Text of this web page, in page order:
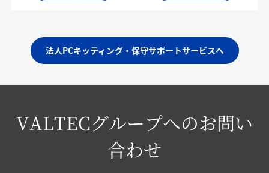
法人PCキッティング・保守サポートサービスへ
VALTECグループへのお問い
合わせ